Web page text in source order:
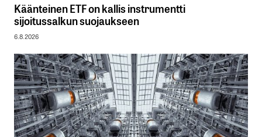
Käänteinen ETF on kallis instrumentti
sijoitussalkun suojaukseen
6.8.2026